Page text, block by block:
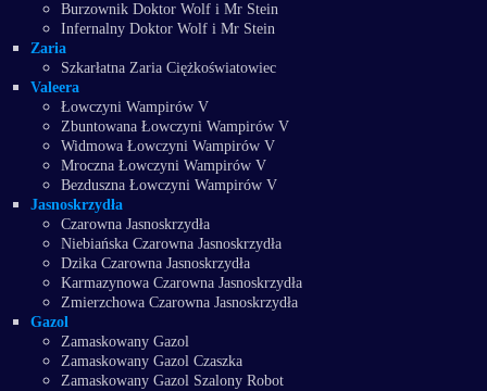
Burzownik Doktor Wolf i Mr Stein
Infernalny Doktor Wolf i Mr Stein
Zaria
Szkarłatna Zaria Ciężkoświatowiec
Valeera
Łowczyni Wampirów V
Zbuntowana Łowczyni Wampirów V
Widmowa Łowczyni Wampirów V
Mroczna Łowczyni Wampirów V
Bezduszna Łowczyni Wampirów V
Jasnoskrzydła
Czarowna Jasnoskrzydła
Niebiańska Czarowna Jasnoskrzydła
Dzika Czarowna Jasnoskrzydła
Karmazynowa Czarowna Jasnoskrzydła
Zmierzchowa Czarowna Jasnoskrzydła
Gazol
Zamaskowany Gazol
Zamaskowany Gazol Czaszka
Zamaskowany Gazol Szalony Robot